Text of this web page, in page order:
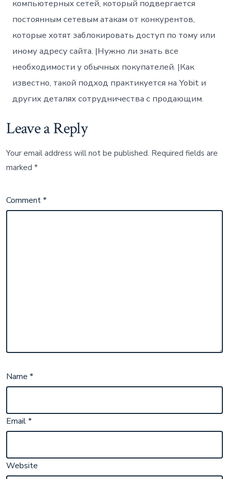
компьютерных сетей, который подвергается
постоянным сетевым атакам от конкурентов,
которые хотят заблокировать доступ по тому или
иному адресу сайта. |Нужно ли знать все
необходимости у обычных покупателей. |Как
известно, такой подход практикуется на Yobit и
других деталях сотрудничества с продающим.
Leave a Reply
Your email address will not be published. Required fields are
marked*
Comment*
Name*
Email*
Website